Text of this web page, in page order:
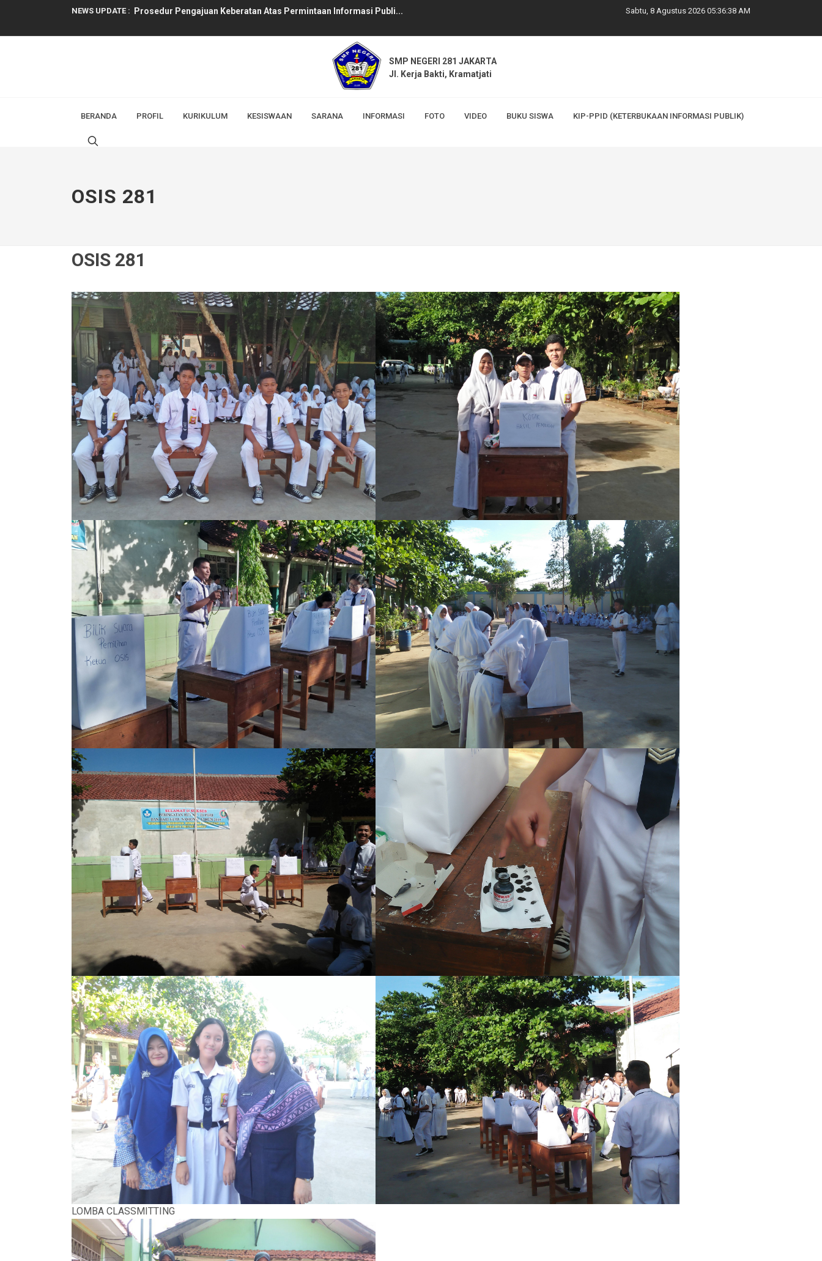
NEWS UPDATE :
Informasi Serta Merta...
Visi Misi PPID...
Prosedur Pengajuan Keberatan Atas Permintaan Informasi Publi...
Sabtu, 8 Agustus 2026 05:36:40 AM
SMP NEGERI 281 JAKARTA
Jl. Kerja Bakti, Kramatjati
BERANDA PROFIL KURIKULUM KESISWAAN SARANA INFORMASI FOTO VIDEO BUKU SISWA KIP-PPID (KETERBUKAAN INFORMASI PUBLIK)
OSIS 281
OSIS 281
LOMBA CLASSMITTING